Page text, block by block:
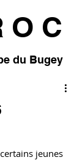
du Bugey
jeunes